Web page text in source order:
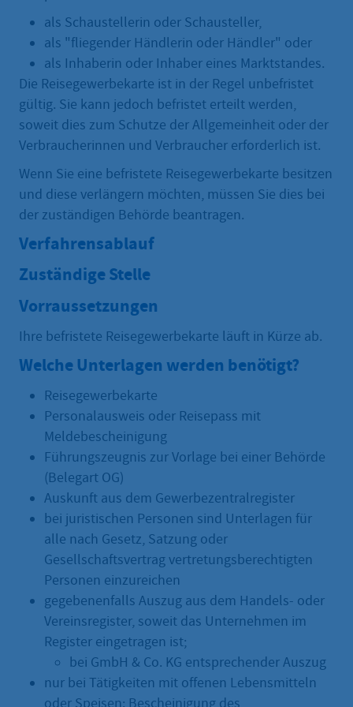
als Schaustellerin oder Schausteller,
als "fliegender Händlerin oder Händler" oder
als Inhaberin oder Inhaber eines Marktstandes.
Die Reisegewerbekarte ist in der Regel unbefristet
gültig. Sie kann jedoch befristet erteilt werden,
soweit dies zum Schutze der Allgemeinheit oder der
Verbraucherinnen und Verbraucher erforderlich ist.
Wenn Sie eine befristete Reisegewerbekarte besitzen
und diese verlängern möchten, müssen Sie dies bei
der zuständigen Behörde beantragen.
Verfahrensablauf
Zuständige Stelle
Vorraussetzungen
Ihre befristete Reisegewerbekarte läuft in Kürze ab.
Welche Unterlagen werden benötigt?
Reisegewerbekarte
Personalausweis oder Reisepass mit
Meldebescheinigung
Führungszeugnis zur Vorlage bei einer Behörde
(Belegart OG)
Auskunft aus dem Gewerbezentralregister
bei juristischen Personen sind Unterlagen für
alle nach Gesetz, Satzung oder
Gesellschaftsvertrag vertretungsberechtigten
Personen einzureichen
gegebenenfalls Auszug aus dem Handels- oder
Vereinsregister, soweit das Unternehmen im
Register eingetragen ist;
bei GmbH & Co. KG entsprechender Auszug
nur bei Tätigkeiten mit offenen Lebensmitteln